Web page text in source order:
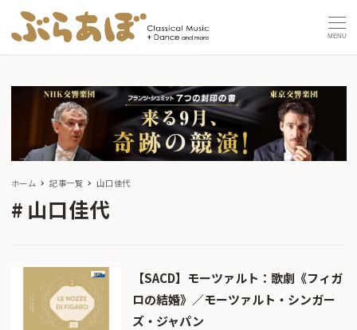
MENU
ホーム 記事一覧 山口佳代
山口佳代
【SACD】モーツァルト：歌劇《フィガ
ロの結婚》／モーツァルト・シンガー
ズ・ジャパン